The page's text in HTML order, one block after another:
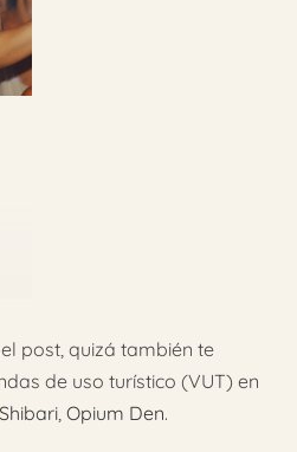
FAQ
post, quizá también te
de uso turístico (VUT) en
Shibari, Opium Den.